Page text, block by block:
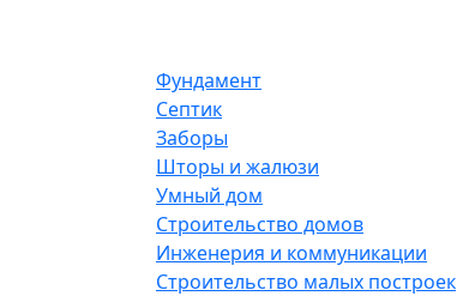
Фундамент
Септик
Заборы
Шторы и жалюзи
Умный дом
Строительство домов
Инженерия и коммуникации
Строительство малых построек